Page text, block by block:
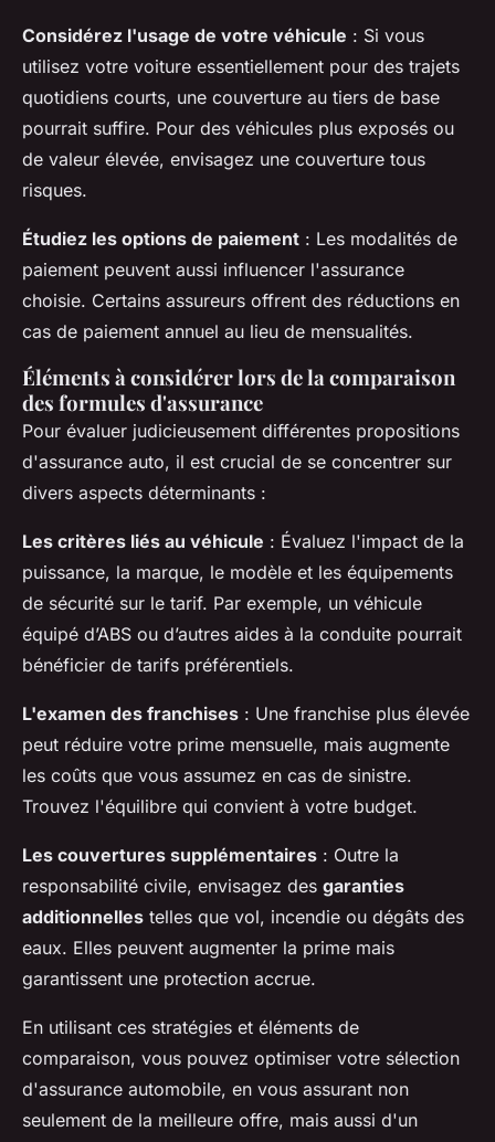
Considérez l'usage de votre véhicule : Si vous
utilisez votre voiture essentiellement pour des trajets
quotidiens courts, une couverture au tiers de base
pourrait suffire. Pour des véhicules plus exposés ou
de valeur élevée, envisagez une couverture tous
risques.
Étudiez les options de paiement : Les modalités de
paiement peuvent aussi influencer l'assurance
choisie. Certains assureurs offrent des réductions en
cas de paiement annuel au lieu de mensualités.
Éléments à considérer lors de la comparaison
des formules d'assurance
Pour évaluer judicieusement différentes propositions
d'assurance auto, il est crucial de se concentrer sur
divers aspects déterminants :
Les critères liés au véhicule : Évaluez l'impact de la
puissance, la marque, le modèle et les équipements
de sécurité sur le tarif. Par exemple, un véhicule
équipé d’ABS ou d’autres aides à la conduite pourrait
bénéficier de tarifs préférentiels.
L'examen des franchises : Une franchise plus élevée
peut réduire votre prime mensuelle, mais augmente
les coûts que vous assumez en cas de sinistre.
Trouvez l'équilibre qui convient à votre budget.
Les couvertures supplémentaires : Outre la
responsabilité civile, envisagez des garanties
additionnelles telles que vol, incendie ou dégâts des
eaux. Elles peuvent augmenter la prime mais
garantissent une protection accrue.
En utilisant ces stratégies et éléments de
comparaison, vous pouvez optimiser votre sélection
d'assurance automobile, en vous assurant non
seulement de la meilleure offre, mais aussi d'un